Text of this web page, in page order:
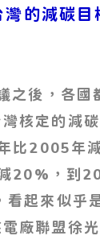
灣的減碳目
之後，各國
核定的減
比2005年
20%，到
起來似乎
廠聯盟徐